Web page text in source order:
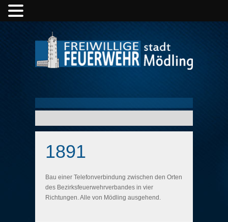
1891
Bau einer Telefonverbindung zwischen den Orten
des Bezirksfeuerwehrverbandes in vier
Richtungen. Alle von Mödling ausgehend.